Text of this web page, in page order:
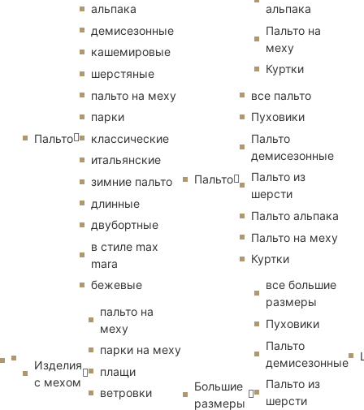
Пальто
альпака
демисезонные
кашемировые
шерстяные
пальто на меху
парки
классические
итальянские
зимние пальто
длинные
двубортные
в стиле max
mara
бежевые
Изделия
с мехом
пальто на
меху
парки на меху
плащи
ветровки
альпака
Пальто на
меху
Куртки
Пальто
все пальто
Пуховики
Пальто
демисезонные
Пальто из
шерсти
Пальто альпака
Пальто на меху
Куртки
Большие
размеры
все большие
размеры
Пуховики
Пальто
демисезонные
Пальто из
шерсти